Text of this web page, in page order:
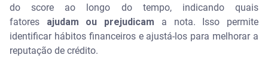
do score ao longo do tempo, indicando quais
fatores ajudam ou prejudicam a nota. Isso permite
identificar hábitos financeiros e ajustá-los para melhorar a
reputação de crédito.